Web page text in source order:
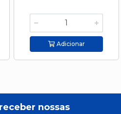
Adicionar
nossas